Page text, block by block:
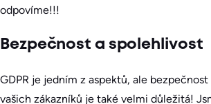
odpovíme!!!
Bezpečnost a spolehlivost
GDPR je jedním z aspektů, ale
vašich zákazníků je také velmi důležitá!